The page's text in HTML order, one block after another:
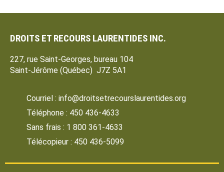
DROITS ET RECOURS LAURENTIDES INC.
227, rue Saint-Georges, bureau 104
Saint-Jérôme (Québec) J7Z 5A1
Courriel : info@droitsetrecourslaurentides.org
Téléphone : 450 436-4633
Sans frais : 1 800 361-4633
Télécopieur : 450 436-5099